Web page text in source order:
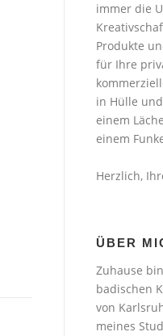
immer die
Produkte
für Ihre
in Hülle
einem
einem
Herzlich,
ÜBER
Zuhause
badischen
von
meines